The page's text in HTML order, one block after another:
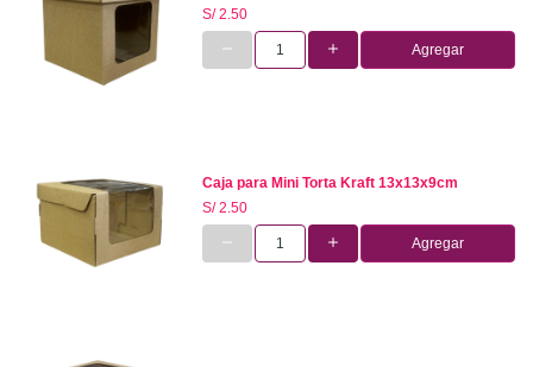
S/ 2.50
Agregar
Caja para Mini Torta Kraft 13x13x9cm
S/ 2.50
Agregar